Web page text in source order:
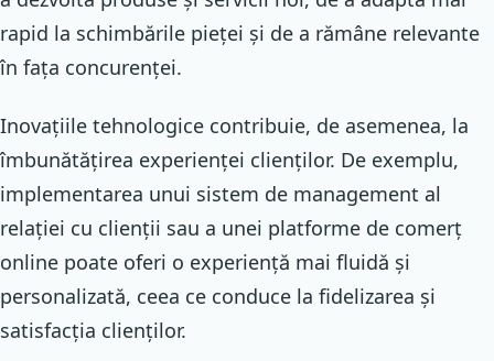
rapid la schimbările pieței și de a rămâne relevante
în fața concurenței.
Inovațiile tehnologice contribuie, de asemenea, la
îmbunătățirea experienței clienților. De exemplu,
implementarea unui sistem de management al
relației cu clienții sau a unei platforme de comerț
online poate oferi o experiență mai fluidă și
personalizată, ceea ce conduce la fidelizarea și
satisfacția clienților.